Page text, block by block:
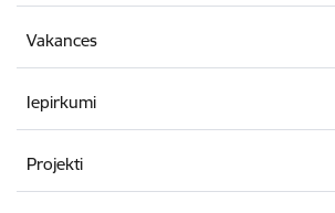
Vakances
Iepirkumi
Projekti